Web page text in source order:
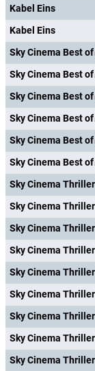
Kabel Eins
Kabel Eins
Sky Cinema Best of
Sky Cinema Best of
Sky Cinema Best of
Sky Cinema Best of
Sky Cinema Best of
Sky Cinema Best of
Sky Cinema
Sky Cinema
Sky Cinema
Sky Cinema
Sky Cinema
Sky Cinema
Sky Cinema
Sky Cinema
Sky Cinema